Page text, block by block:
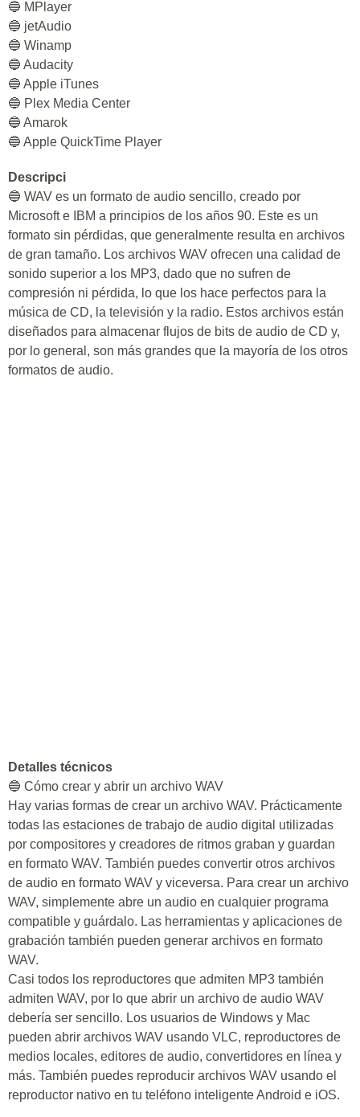
🔵 MPlayer
🔵 jetAudio
🔵 Winamp
🔵 Audacity
🔵 Apple iTunes
🔵 Plex Media Center
🔵 Amarok
🔵 Apple QuickTime Player
Descripci
🔵 WAV es un formato de audio sencillo, creado por
Microsoft e IBM a principios de los años 90. Este es un
formato sin pérdidas, que generalmente resulta en archivos
de gran tamaño. Los archivos WAV ofrecen una calidad de
sonido superior a los MP3, dado que no sufren de
compresión ni pérdida, lo que los hace perfectos para la
música de CD, la televisión y la radio. Estos archivos están
diseñados para almacenar flujos de bits de audio de CD y,
por lo general, son más grandes que la mayoría de los otros
formatos de audio.
Detalles técnicos
🔵 Cómo crear y abrir un archivo WAV
Hay varias formas de crear un archivo WAV. Prácticamente
todas las estaciones de trabajo de audio digital utilizadas
por compositores y creadores de ritmos graban y guardan
en formato WAV. También puedes convertir otros archivos
de audio en formato WAV y viceversa. Para crear un archivo
WAV, simplemente abre un audio en cualquier programa
compatible y guárdalo. Las herramientas y aplicaciones de
grabación también pueden generar archivos en formato
WAV.
Casi todos los reproductores que admiten MP3 también
admiten WAV, por lo que abrir un archivo de audio WAV
debería ser sencillo. Los usuarios de Windows y Mac
pueden abrir archivos WAV usando VLC, reproductores de
medios locales, editores de audio, convertidores en línea y
más. También puedes reproducir archivos WAV usando el
reproductor nativo en tu teléfono inteligente Android e iOS.